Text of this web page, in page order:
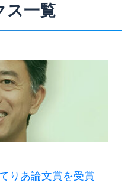
ス一覧
りあ論文賞を受賞